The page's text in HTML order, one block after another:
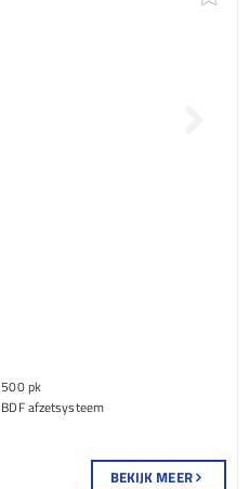
500 pk
BDF afzetsysteem
BEKIJK MEER